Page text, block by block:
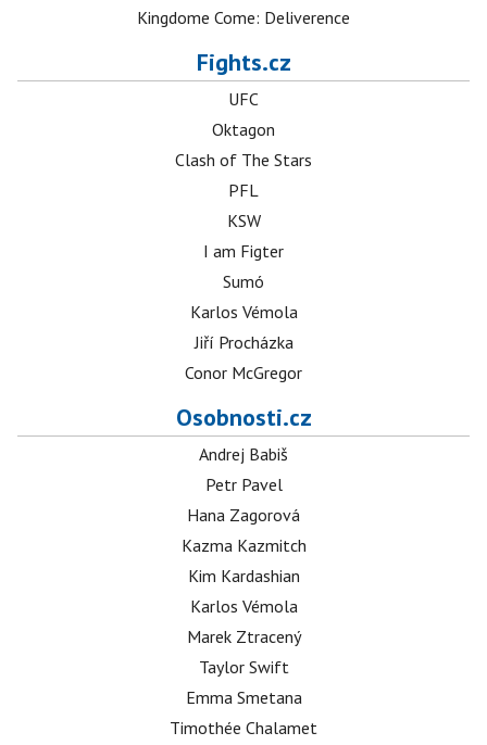
Kingdome Come: Deliverence
Fights.cz
UFC
Oktagon
Clash of The Stars
PFL
KSW
I am Figter
Sumó
Karlos Vémola
Jiří Procházka
Conor McGregor
Osobnosti.cz
Andrej Babiš
Petr Pavel
Hana Zagorová
Kazma Kazmitch
Kim Kardashian
Karlos Vémola
Marek Ztracený
Taylor Swift
Emma Smetana
Timothée Chalamet